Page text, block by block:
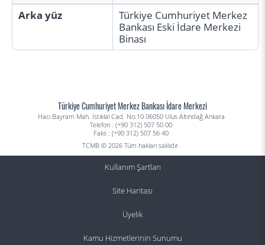
Arka yüz
Türkiye Cumhuriyet Merkez
Bankası Eski İdare Merkezi
Binası
Türkiye Cumhuriyet Merkez Bankası İdare Merkezi
Hacı Bayram Mah. İstiklal Cad. No:10 06050 Ulus Altındağ Ankara
Telefon : (+90 312) 507 50 00
Faks : (+90 312) 507 56 40
TCMB © 2026 Tüm hakları saklıdır.
Kullanım Şartları
Site Haritası
Üyelik
Kamu Hizmetlerinin Sunumu